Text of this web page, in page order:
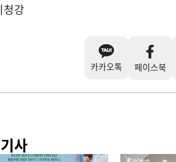
청강
카카오톡 페이스북
사